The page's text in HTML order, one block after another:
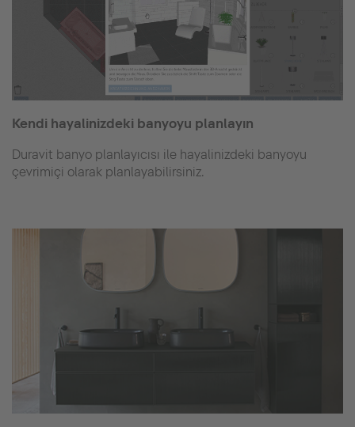
Kendi hayalinizdeki banyoyu planlayın
Duravit banyo planlayıcısı ile hayalinizdeki banyoyu
çevrimiçi olarak planlayabilirsiniz.